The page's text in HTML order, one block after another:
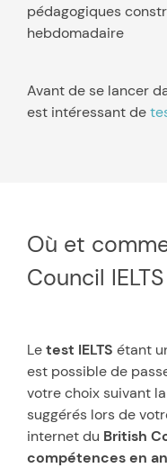
pédagogiques
hebdomadaire
Avant de se lancer
est intéressant de
Où et comment passer le British
Council
Letest IELTS étant
est possible de
votre choix suivant
suggérés lors de
internet du British
compétences en